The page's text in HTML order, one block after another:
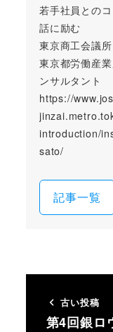
若手社員との
話に励む
東京商工会議
東京都労働産
ンサルタント
https://
introduction/
sato/
記事一覧
古い投稿
第4回銀ロ